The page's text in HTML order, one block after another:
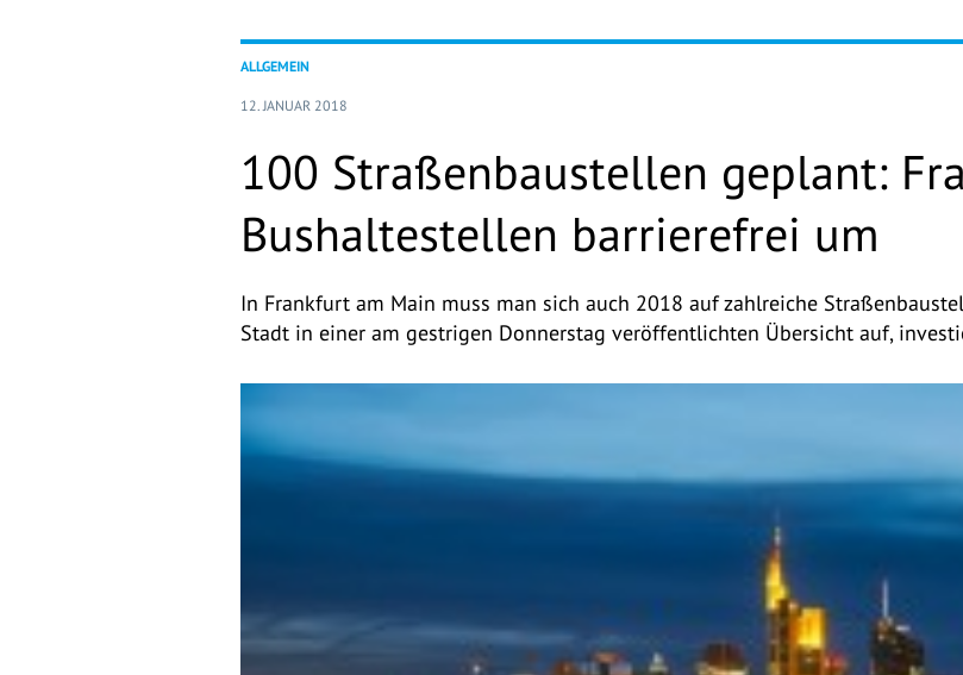
ALLGEMEIN
12. JANUAR 2018
100 Straßenbaustellen geplant:
Bushaltestellen barrierefrei um
In Frankfurt am Main muss man sich auch 2018 auf zahlreiche
Stadt in einer am gestrigen Donnerstag veröffentlichten Übersicht auf,